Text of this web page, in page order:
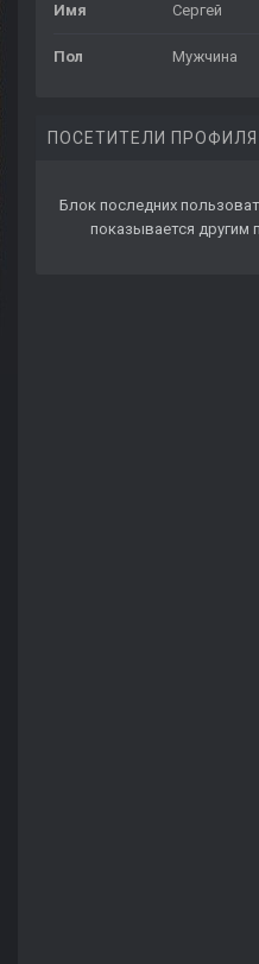
Имя Сергей
Пол Мужчина
ПОСЕТИТЕЛИ ПРОФИЛЯ
Блок последних
показывается другим